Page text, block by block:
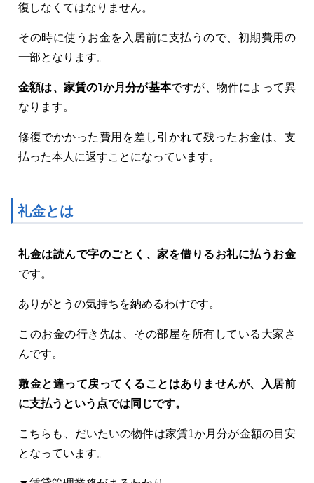
復しなくてはなりません。
その時に使うお金を入居前に支払うので、初期費用の
一部となります。
金額は、家賃の1か月分が基本ですが、物件によって異
なります。
修復でかかった費用を差し引かれて残ったお金は、支
払った本人に返すことになっています。
礼金とは
礼金は読んで字のごとく、家を借りるお礼に払うお金
です。
ありがとうの気持ちを納めるわけです。
このお金の行き先は、その部屋を所有している大家さ
んです。
敷金と違って戻ってくることはありませんが、入居前
に支払うという点では同じです。
こちらも、だいたいの物件は家賃1か月分が金額の目安
となっています。